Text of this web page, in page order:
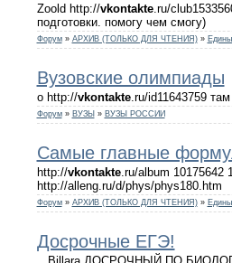
Zoold http://vkontakte.ru/
подготовки. помогу чем смогу)
Форум » АРХИВ (ТОЛЬКО ДЛЯ ЧТЕНИЯ) »
Вузовские олимпиады
о http://vkontakte.ru/id11643759
Форум » ВУЗЫ » ВУЗЫ РОССИИ
Самые главные
http://vkontakte.ru/album 10175642
http://alleng.ru/d/phys/phys180.htm
Форум » АРХИВ (ТОЛЬКО ДЛЯ ЧТЕНИЯ) »
Досрочные ЕГЭ!